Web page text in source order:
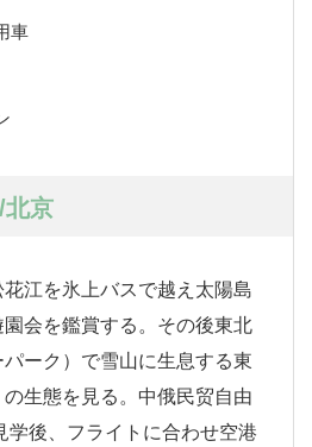
車
北京
江を氷上バスで越え太陽島
会を鑑賞する。その後東北
ーク）で雪山に生息する東
生態を見る。中俄民贸自由
学後、フライトに合わせ空港